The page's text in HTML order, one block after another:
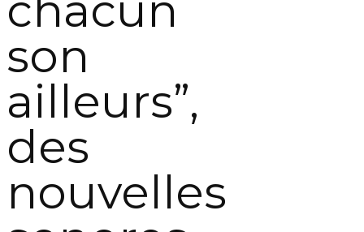
son
ailleurs”,
des
nouvelles